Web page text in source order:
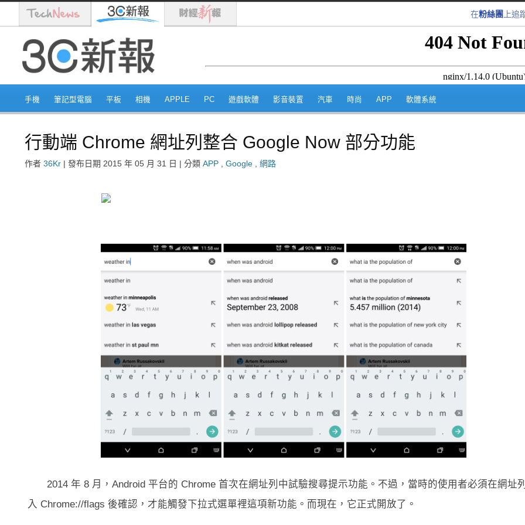
在粉絲團 上追
跳至內容區
手機 筆記型電腦 平板 相機 APPLE PC 遊戲軟體 影音裝置 汽車 時尚 APP 軟體系統
行動端 Chrome 網址列整合 Google Now 部分功能
作者 36Kr | 發布日期 2015 年 05 月 31 日 | 分類 APP Google 網路
2014 年 8 月，Android 平台的 Chrome 首次在網址列中試驗搜尋提示功能。不過，當時的使用者必須在網址
入 Chrome://flags 後確認，才能觸發下拉式選單裡這項新功能。而現在，它正式開放了。